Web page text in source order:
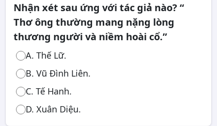
Nhận xét sau ứng với tác giả nào? “
Thơ ông thường mang nặng lòng
thương người và niềm hoài cổ.”
A. Thế Lữ.
B. Vũ Đình Liên.
C. Tế Hanh.
D. Xuân Diệu.